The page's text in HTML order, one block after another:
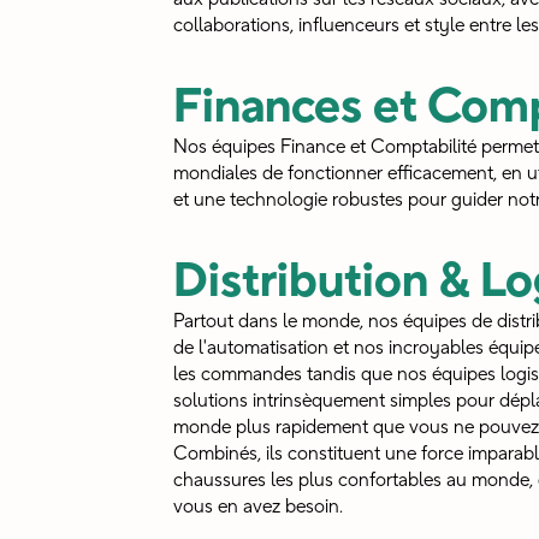
collaborations, influenceurs et style entre
Finances et
Nos équipes Finance et Comptabilité
mondiales de fonctionner efficacement, en
et une technologie robustes pour guider
Distribution &
Partout dans le monde, nos équipes de
de l'automatisation et nos incroyables
les commandes tandis que nos équipes
solutions intrinsèquement simples pour
monde plus rapidement que vous ne
Combinés, ils constituent une force
chaussures les plus confortables au
vous en avez besoin.